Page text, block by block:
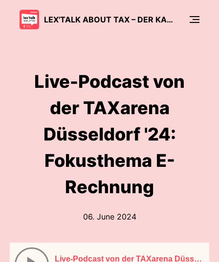
LEX'TALK ABOUT TAX – DER KANZLEI PODCAST
Live-Podcast von
der TAXarena
Düsseldorf '24:
Fokusthema E-
Rechnung
06. June 2024
Live-Podcast von der TAXarena Düsseldorf '24: Fokusthema E-Rechnung